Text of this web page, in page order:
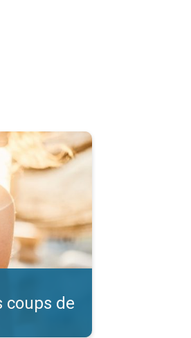
?. Vérifiez l'indice UV. . .
coups de